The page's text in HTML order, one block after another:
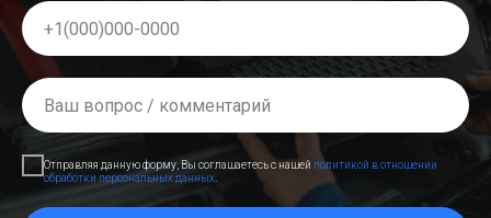
Отправляя данную форму, Вы соглашаетесь с нашей политикой в отношении
обработки персональных данных.